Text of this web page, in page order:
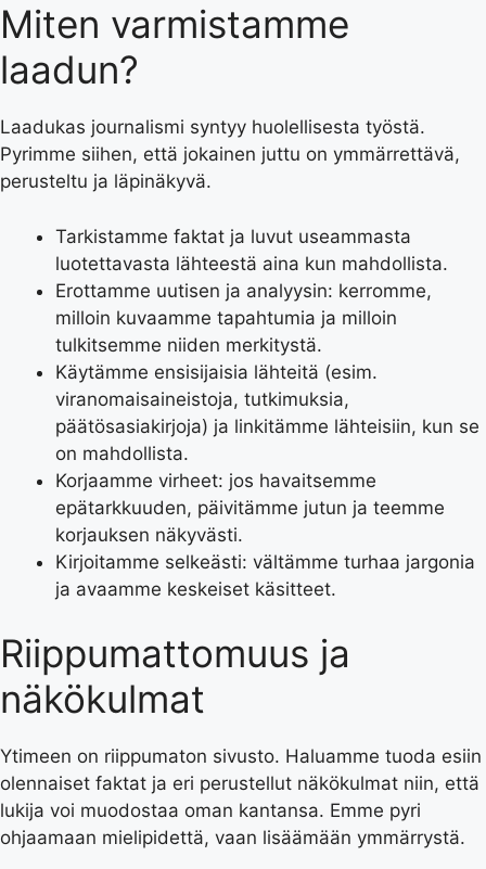
Miten varmistamme
laadun?
Laadukas journalismi syntyy huolellisesta työstä.
Pyrimme siihen, että jokainen juttu on ymmärrettävä,
perusteltu ja läpinäkyvä.
Tarkistamme faktat ja luvut useammasta
luotettavasta lähteestä aina kun mahdollista.
Erottamme uutisen ja analyysin: kerromme,
milloin kuvaamme tapahtumia ja milloin
tulkitsemme niiden merkitystä.
Käytämme ensisijaisia lähteitä (esim.
viranomaisaineistoja, tutkimuksia,
päätösasiakirjoja) ja linkitämme lähteisiin, kun se
on mahdollista.
Korjaamme virheet: jos havaitsemme
epätarkkuuden, päivitämme jutun ja teemme
korjauksen näkyvästi.
Kirjoitamme selkeästi: vältämme turhaa jargonia
ja avaamme keskeiset käsitteet.
Riippumattomuus ja
näkökulmat
Ytimeen on riippumaton sivusto. Haluamme tuoda esiin
olennaiset faktat ja eri perustellut näkökulmat niin, että
lukija voi muodostaa oman kantansa. Emme pyri
ohjaamaan mielipidettä, vaan lisäämään ymmärrystä.